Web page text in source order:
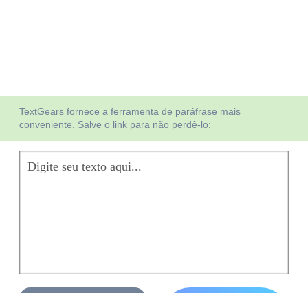
TextGears fornece a ferramenta de paráfrase mais
conveniente. Salve o link para não perdê-lo: